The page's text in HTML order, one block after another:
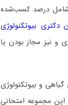
شامل درصد کسب‌شده
بیوتکنولوژی
و نیز مجاز بودن یا
و بیوتکنولوژی
این مجموعه امتحانی